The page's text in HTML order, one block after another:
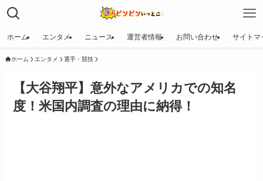
ホーム エンタメ ニュース 運営者情報 お問い合わせ サイトマ
ホーム エンタメ 選手・競技
【大谷翔平】意外なアメリカでの知名
度！米国内調査の理由に納得！